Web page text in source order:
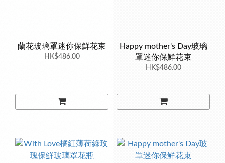
蘭花玻璃罩迷你保鮮花束
HK$486.00
Happy mother's Day玻璃
罩迷你保鮮花束
HK$486.00